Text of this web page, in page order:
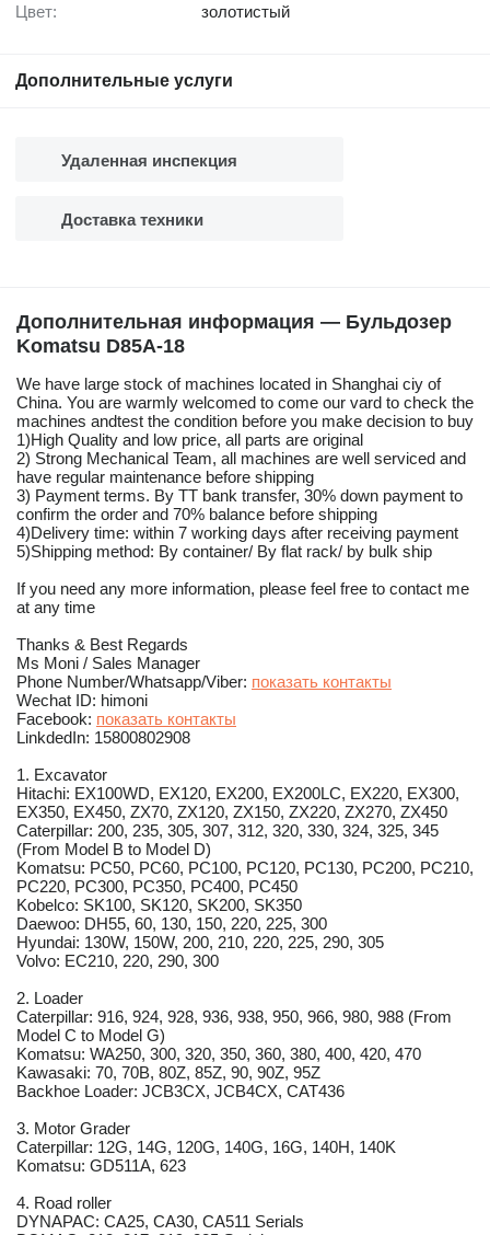
Цвет: золотистый
Дополнительные услуги
Удаленная инспекция
Доставка техники
Дополнительная информация — Бульдозер
Komatsu D85A-18
We have large stock of machines located in Shanghai ciy of
China. You are warmly welcomed to come our vard to check the
machines andtest the condition before you make decision to buy
1)High Quality and low price, all parts are original
2) Strong Mechanical Team, all machines are well serviced and
have regular maintenance before shipping
3) Payment terms. By TT bank transfer, 30% down payment to
confirm the order and 70% balance before shipping
4)Delivery time: within 7 working days after receiving payment
5)Shipping method: By container/ By flat rack/ by bulk ship
If you need any more information, please feel free to contact me
at any time
Thanks & Best Regards
Ms Moni / Sales Manager
Phone Number/Whatsapp/Viber: показать контакты
Wechat ID: himoni
Facebook: показать контакты
LinkdedIn: 15800802908
1. Excavator
Hitachi: EX100WD, EX120, EX200, EX200LC, EX220, EX300,
EX350, EX450, ZX70, ZX120, ZX150, ZX220, ZX270, ZX450
Caterpillar: 200, 235, 305, 307, 312, 320, 330, 324, 325, 345
(From Model B to Model D)
Komatsu: PC50, PC60, PC100, PC120, PC130, PC200, PC210,
PC220, PC300, PC350, PC400, PC450
Kobelco: SK100, SK120, SK200, SK350
Daewoo: DH55, 60, 130, 150, 220, 225, 300
Hyundai: 130W, 150W, 200, 210, 220, 225, 290, 305
Volvo: EC210, 220, 290, 300
2. Loader
Caterpillar: 916, 924, 928, 936, 938, 950, 966, 980, 988 (From
Model C to Model G)
Komatsu: WA250, 300, 320, 350, 360, 380, 400, 420, 470
Kawasaki: 70, 70B, 80Z, 85Z, 90, 90Z, 95Z
Backhoe Loader: JCB3CX, JCB4CX, CAT436
3. Motor Grader
Caterpillar: 12G, 14G, 120G, 140G, 16G, 140H, 140K
Komatsu: GD511A, 623
4. Road roller
DYNAPAC: CA25, CA30, CA511 Serials